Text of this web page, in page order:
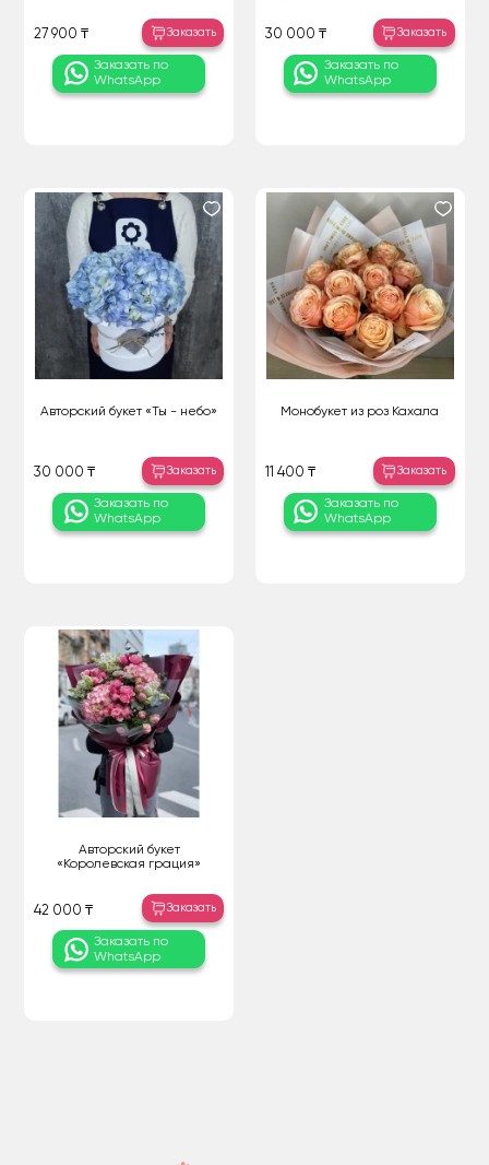
27 900 ₸ Заказать
Заказать по
WhatsApp
30 000 ₸ Заказать
Заказать по
WhatsApp
Авторский букет «Ты - небо»
30 000 ₸ Заказать
Заказать по
WhatsApp
Монобукет из роз Кахала
11 400 ₸ Заказать
Заказать по
WhatsApp
Авторский букет
«Королевская грация»
42 000 ₸ Заказать
Заказать по
WhatsApp